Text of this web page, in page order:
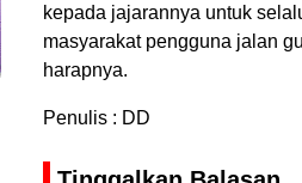
kepada jajarannya untuk
masyarakat pengguna jalan
harapnya.
Penulis : DD